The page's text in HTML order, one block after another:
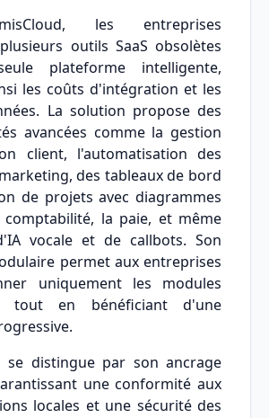
les entreprises
outils SaaS obsolètes
plateforme intelligente,
les coûts d'intégration et les
La solution propose des
avancées comme la gestion
client, l'automatisation des
des tableaux de bord
de projets avec diagrammes
la paie, et même
vocale et de callbots. Son
permet aux entreprises
uniquement les modules
tout en bénéficiant d'une
se distingue par son ancrage
une conformité aux
locales et une sécurité des